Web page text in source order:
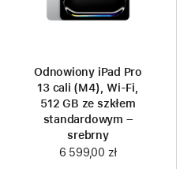
Odnowiony iPad Pro
13 cali (M4), Wi‑Fi,
512 GB ze szkłem
standardowym –
srebrny
6 599,00 zł